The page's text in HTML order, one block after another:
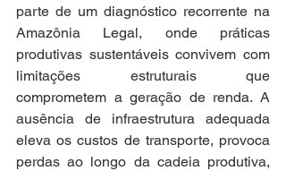
parte de um diagnóstico recorrente na
Amazônia Legal, onde práticas
produtivas sustentáveis convivem com
limitações estruturais que
comprometem a geração de renda. A
ausência de infraestrutura adequada
eleva os custos de transporte, provoca
perdas ao longo da cadeia produtiva,